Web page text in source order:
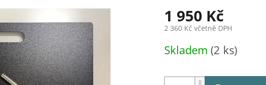
1 950 Kč
2 360 Kč včetně DPH
cena:
Skladem (2 ks)